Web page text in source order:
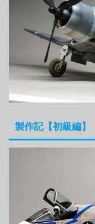
製作記【初級編】